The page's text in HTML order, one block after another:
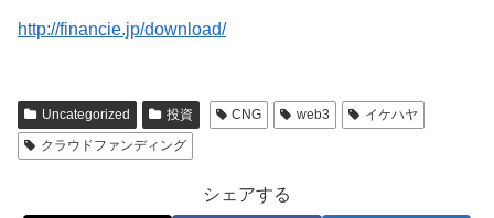
http://financie.jp/download/
Uncategorized 投資 CNG web3
イケハヤ
クラウドファンディング
シェアする